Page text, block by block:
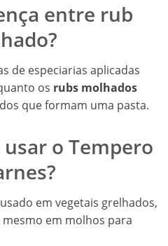
entre rub
de especiarias aplicadas
os rubs molhados
que formam uma pasta.
o Tempero
em vegetais grelhados,
em molhos para